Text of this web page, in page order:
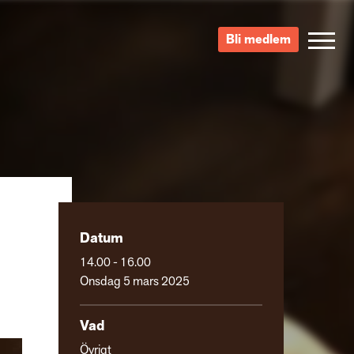
Bli medlem
Datum
14.00 - 16.00
Onsdag 5 mars 2025
Vad
Övrigt